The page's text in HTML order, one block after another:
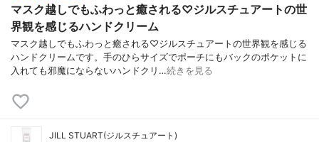
マスク越しでもふわっと癒される♡ジルスチュアートの世
界観を感じるハンドクリーム
マスク越しでもふわっと癒される♡ジルスチュアートの世界観を感じる
ハンドクリームです。手のひらサイズでポーチにもバックのポケットに
入れても邪魔にならないハンドクリ…続きを見る
JILL STUART(ジルスチュアート)